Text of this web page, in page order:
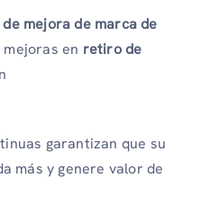
mejora de marca de
en retiro de
garantizan que su
más y genere valor de